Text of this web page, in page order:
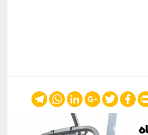
Facebook
Twitter
Google+
LinkedIn
WhatsApp
Telegram